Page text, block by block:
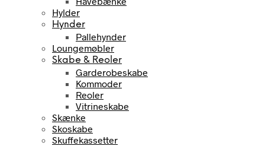
Hylder
Hynder
Pallehynder
Loungemøbler
Skabe & Reoler
Garderobeskabe
Kommoder
Reoler
Vitrineskabe
Skænke
Skoskabe
Skuffekassetter